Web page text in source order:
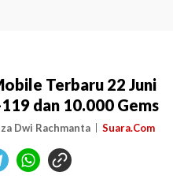
Terbaru 22 Juni
dan 10.000 Gems
Dwi Rachmanta Suara.Com